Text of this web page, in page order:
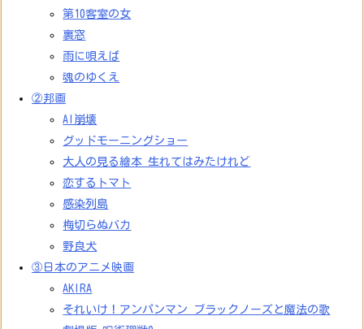
第10客室の女
裏窓
雨に唄えば
魂のゆくえ
②邦画
AI崩壊
グッドモーニングショー
大人の見る繪本 生れてはみたけれど
恋するトマト
感染列島
梅切らぬバカ
野良犬
③日本のアニメ映画
AKIRA
それいけ！アンパンマン ブラックノーズと魔法の歌